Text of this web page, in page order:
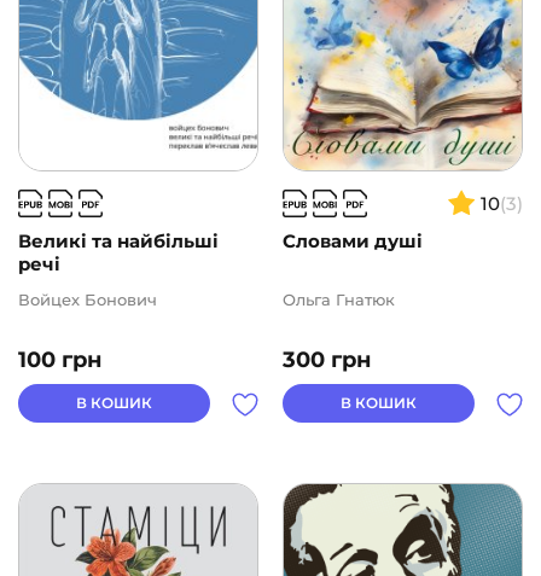
Великі та найбільші
речі
100 грн
Войцех Бонович
В КОШИК
10(3)
Словами душі
300 грн
Ольга Гнатюк
В КОШИК